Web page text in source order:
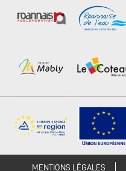
MENTIONS LÉGALES